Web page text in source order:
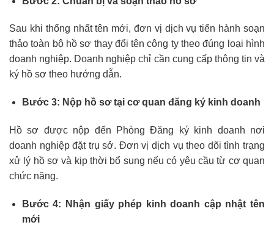
Sau khi thống nhất tên mới, đơn vị dịch vụ tiến hành soạn
thảo toàn bộ hồ sơ thay đổi tên công ty theo đúng loại hình
doanh nghiệp. Doanh nghiệp chỉ cần cung cấp thông tin và
ký hồ sơ theo hướng dẫn.
Bước 3: Nộp hồ sơ tại cơ quan đăng ký kinh doanh
Hồ sơ được nộp đến Phòng Đăng ký kinh doanh nơi
doanh nghiệp đặt trụ sở. Đơn vị dịch vụ theo dõi tình trạng
xử lý hồ sơ và kịp thời bổ sung nếu có yêu cầu từ cơ quan
chức năng.
Bước 4: Nhận giấy phép kinh doanh cập nhật tên
mới